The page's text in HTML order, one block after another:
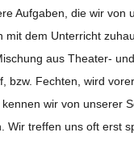
Auf­ga­ben, die wir von
mit dem Unter­richt
aus The­a­­ter-
bzw. Fech­ten, wird
wir von unse­rer
Wir tref­fen uns oft erst